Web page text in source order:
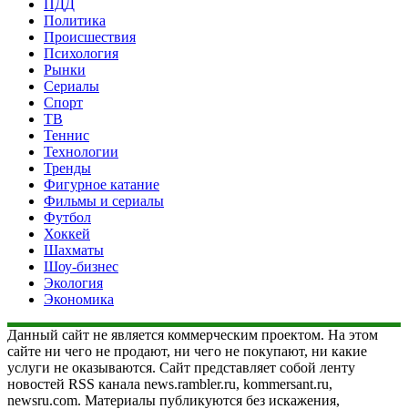
ПДД
Политика
Происшествия
Психология
Рынки
Сериалы
Спорт
ТВ
Теннис
Технологии
Тренды
Фигурное катание
Фильмы и сериалы
Футбол
Хоккей
Шахматы
Шоу-бизнес
Экология
Экономика
Данный сайт не является коммерческим проектом. На этом
сайте ни чего не продают, ни чего не покупают, ни какие
услуги не оказываются. Сайт представляет собой ленту
новостей RSS канала news.rambler.ru, kommersant.ru,
newsru.com. Материалы публикуются без искажения,